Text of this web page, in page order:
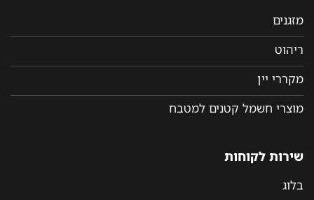
מזגנים
ריהוט
מקררי יין
מוצרי חשמל קטנים למטבח
שירות לקוחות
בלוג